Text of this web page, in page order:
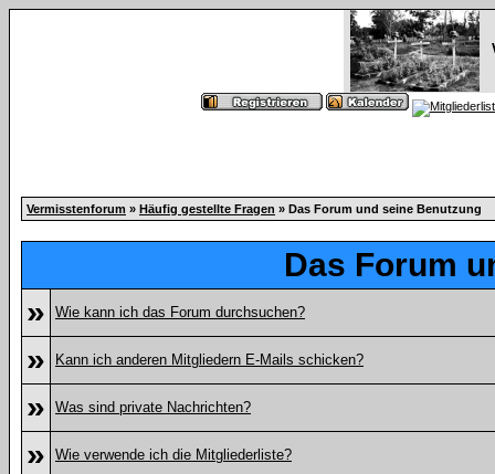
Vermisstenforum » Häufig gestellte Fragen » Das Forum und seine Benutzung
Das Forum
»
Wie kann ich das Forum durchsuchen?
» Kann ich anderen Mitgliedern E-Mails schicken?
» Was sind private Nachrichten?
» Wie verwende ich die Mitgliederliste?